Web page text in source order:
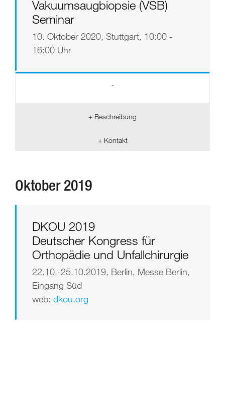
Vakuumsaugbiopsie (VSB)
Seminar
10. Oktober 2020, Stuttgart, 10:00 -
16:00 Uhr
-
+ Beschreibung
+ Kontakt
Oktober 2019
DKOU 2019
Deutscher Kongress für
Orthopädie und Unfallchirurgie
22.10.-25.10.2019, Berlin, Messe Berlin,
Eingang Süd
web: dkou.org